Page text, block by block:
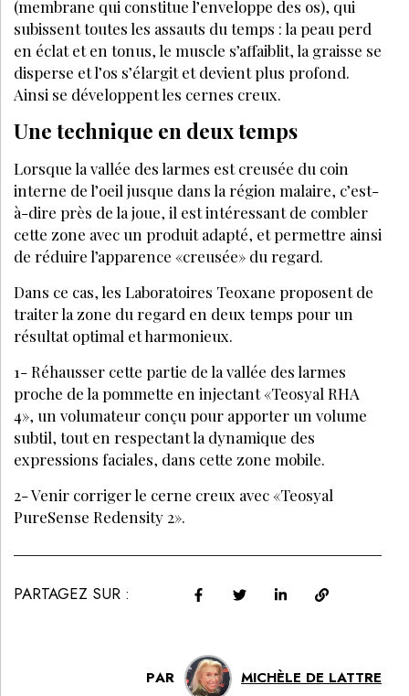
(membrane qui constitue l’enveloppe des os), qui
subissent toutes les assauts du temps : la peau perd
en éclat et en tonus, le muscle s’affaiblit, la graisse se
disperse et l’os s’élargit et devient plus profond.
Ainsi se développent les cernes creux.
Une technique en deux temps
Lorsque la vallée des larmes est creusée du coin
interne de l’oeil jusque dans la région malaire, c’est-
à-dire près de la joue, il est intéressant de combler
cette zone avec un produit adapté, et permettre ainsi
de réduire l’apparence «creusée» du regard.
Dans ce cas, les Laboratoires Teoxane proposent de
traiter la zone du regard en deux temps pour un
résultat optimal et harmonieux.
1- Réhausser cette partie de la vallée des larmes
proche de la pommette en injectant «Teosyal RHA
4», un volumateur conçu pour apporter un volume
subtil, tout en respectant la dynamique des
expressions faciales, dans cette zone mobile.
2- Venir corriger le cerne creux avec «Teosyal
PureSense Redensity 2».
PARTAGEZ SUR :
PAR MICHÈLE DE LATTRE